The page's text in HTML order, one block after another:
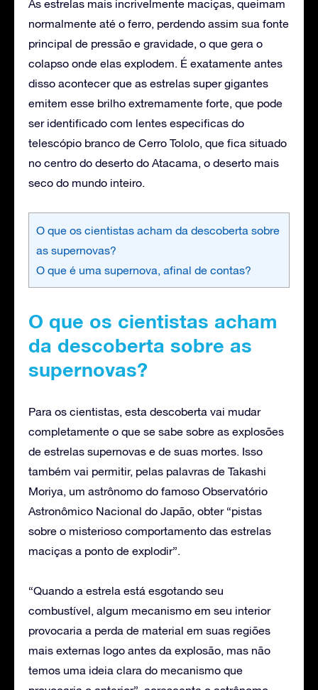
As estrelas mais incrivelmente maciças, queimam
normalmente até o ferro, perdendo assim sua fonte
principal de pressão e gravidade, o que gera o
colapso onde elas explodem. É exatamente antes
disso acontecer que as estrelas super gigantes
emitem esse brilho extremamente forte, que pode
ser identificado com lentes especificas do
telescópio branco de Cerro Tololo, que fica situado
no centro do deserto do Atacama, o deserto mais
seco do mundo inteiro.
O que os cientistas acham da descoberta sobre
as supernovas?
O que é uma supernova, afinal de contas?
O que os cientistas acham
da descoberta sobre as
supernovas?
Para os cientistas, esta descoberta vai mudar
completamente o que se sabe sobre as explosões
de estrelas supernovas e de suas mortes. Isso
também vai permitir, pelas palavras de Takashi
Moriya, um astrônomo do famoso Observatório
Astronômico Nacional do Japão, obter “pistas
sobre o misterioso comportamento das estrelas
maciças a ponto de explodir”.
“Quando a estrela está esgotando seu
combustível, algum mecanismo em seu interior
provocaria a perda de material em suas regiões
mais externas logo antes da explosão, mas não
temos uma ideia clara do mecanismo que